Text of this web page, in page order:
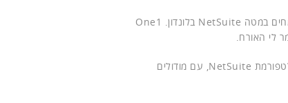
"בתוך כשנה השלימה One1 את פיתוח הלוקליזציה הישראלית, שתושק בקרוב, בליווי והנחיה צמודה של המומחים במטה NetSuite בלונדון. One1
לי האורח.
במבט לעתיד, פיגרמן הוסיף כי "יחד עם One1, בכוונתנו להרחיב את השימוש של לקוחות קיימים בישראל בפלטפורמת NetSuite, עם מודולים